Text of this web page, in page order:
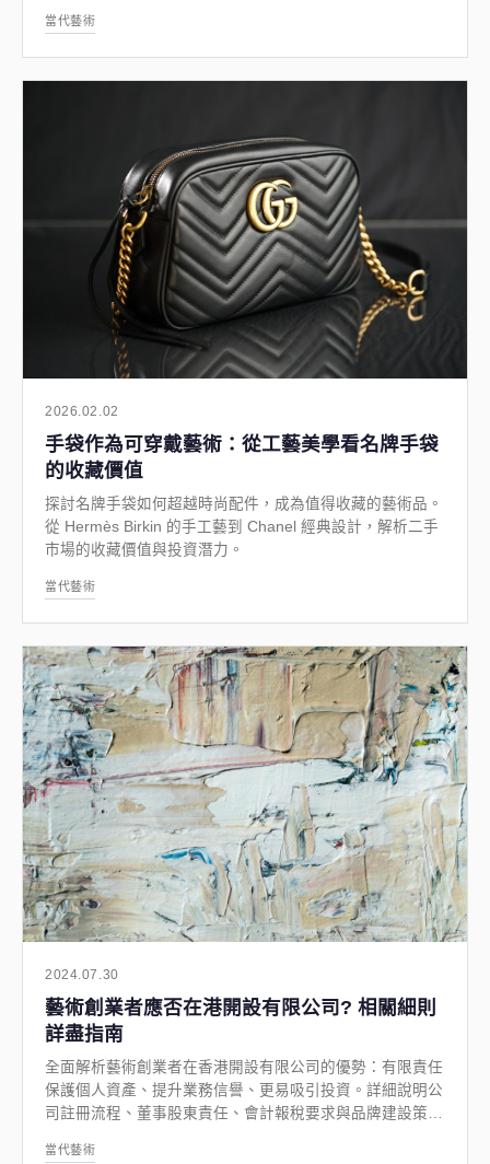
當代藝術
2026.02.02
手袋作為可穿戴藝術：從工藝美學看名牌手袋
的收藏價值
探討名牌手袋如何超越時尚配件，成為值得收藏的藝術品。
從 Hermès Birkin 的手工藝到 Chanel 經典設計，解析二手
市場的收藏價值與投資潛力。
當代藝術
2024.07.30
藝術創業者應否在港開設有限公司? 相關細則
詳盡指南
全面解析藝術創業者在香港開設有限公司的優勢：有限責任
保護個人資產、提升業務信譽、更易吸引投資。詳細說明公
司註冊流程、董事股東責任、會計報稅要求與品牌建設策
當代藝術